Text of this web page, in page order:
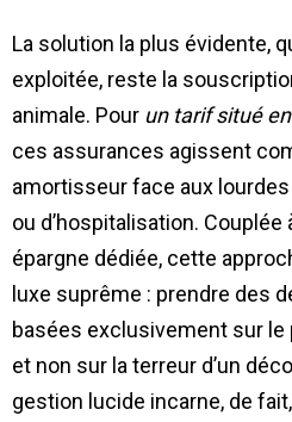
La solution la plus évidente,
exploitée, reste la
animale. Pour un tarif situé
ces assurances agissent
amortisseur face aux
ou d’hospitalisation. Couplée
épargne dédiée, cette
luxe suprême : prendre des
basées exclusivement sur
et non sur la terreur d’un
gestion lucide incarne, de